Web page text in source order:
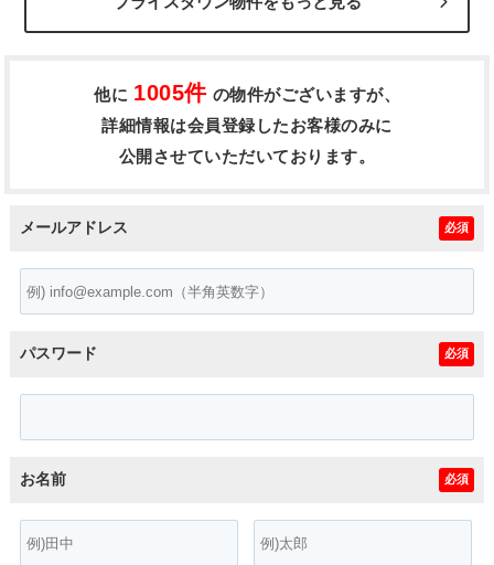
他に 1005件 の物件がございますが、
詳細情報は会員登録したお客様のみに
公開させていただいております。
メールアドレス 必須
パスワード 必須
お名前 必須